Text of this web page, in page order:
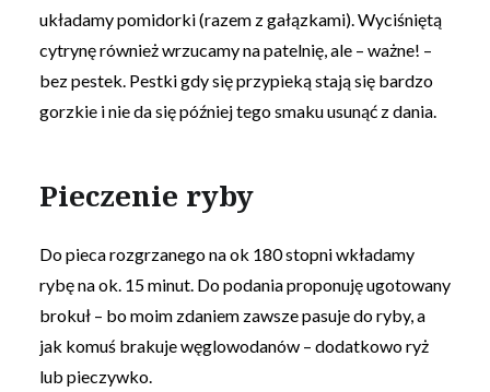
układamy pomidorki (razem z gałązkami). Wyciśniętą
cytrynę również wrzucamy na patelnię, ale – ważne! –
bez pestek. Pestki gdy się przypieką stają się bardzo
gorzkie i nie da się później tego smaku usunąć z dania.
Pieczenie ryby
Do pieca rozgrzanego na ok 180 stopni wkładamy
rybę na ok. 15 minut. Do podania proponuję ugotowany
brokuł – bo moim zdaniem zawsze pasuje do ryby, a
jak komuś brakuje węglowodanów – dodatkowo ryż
lub pieczywko.